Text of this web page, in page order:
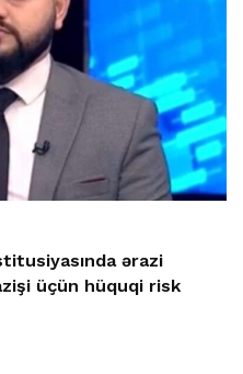
ərazi
üçün hüquqi risk